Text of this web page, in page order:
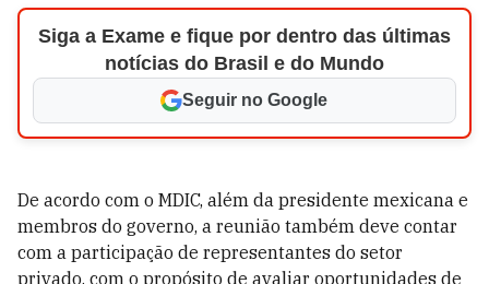
Siga a Exame e fique por dentro das últimas
notícias do Brasil e do Mundo
Seguir no Google
De acordo com o MDIC, além da presidente mexicana e
membros do governo, a reunião também deve contar
com a participação de representantes do setor
privado, com o propósito de avaliar oportunidades de